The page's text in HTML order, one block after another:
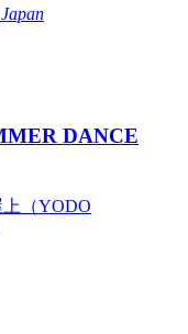
Japan
DANCE
（YODO